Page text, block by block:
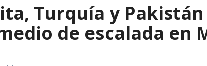
Turquía y
de escalada en